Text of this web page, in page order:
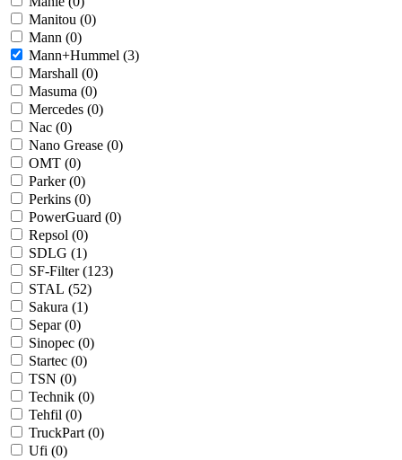
Manitou (0)
Mann (0)
Mann+Hummel (3)
Marshall (0)
Masuma (0)
Mercedes (0)
Nac (0)
Nano Grease (0)
OMT (0)
Parker (0)
Perkins (0)
PowerGuard (0)
Repsol (0)
SDLG (1)
SF-Filter (123)
STAL (52)
Sakura (1)
Separ (0)
Sinopec (0)
Startec (0)
TSN (0)
Technik (0)
Tehfil (0)
TruckPart (0)
Ufi (0)